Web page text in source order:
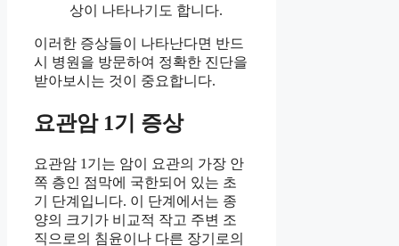
상이 나타나기도 합니다.
이러한 증상들이 나타난다면 반드
시 병원을 방문하여 정확한 진단을
받아보시는 것이 중요합니다.
요관암 1기 증상
요관암 1기는 암이 요관의 가장 안
쪽 층인 점막에 국한되어 있는 초
기 단계입니다. 이 단계에서는 종
양의 크기가 비교적 작고 주변 조
직으로의 침윤이나 다른 장기로의